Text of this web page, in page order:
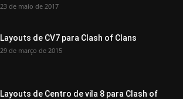
23 de maio de 2017
Layouts de CV7 para Clash of Clans
29 de março de 2015
Layouts de Centro de vila 8 para Clash of